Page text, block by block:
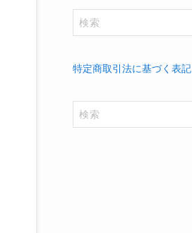
特定商取引法に基づく表記